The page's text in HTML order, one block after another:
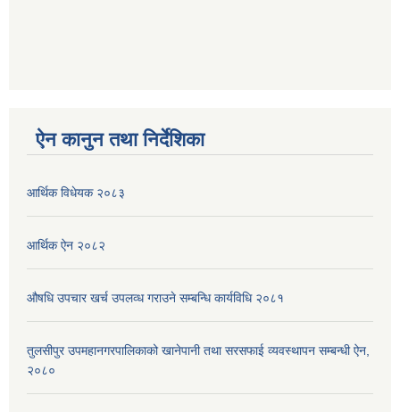
ऐन कानुन तथा निर्देशिका
आर्थिक विधेयक २०८३
आर्थिक ऐन २०८२
औषधि उपचार खर्च उपलव्ध गराउने सम्बन्धि कार्यविधि २०८१
तुलसीपुर उपमहानगरपालिकाको खानेपानी तथा सरसफाई व्यवस्थापन सम्बन्धी ऐन,
२०८०